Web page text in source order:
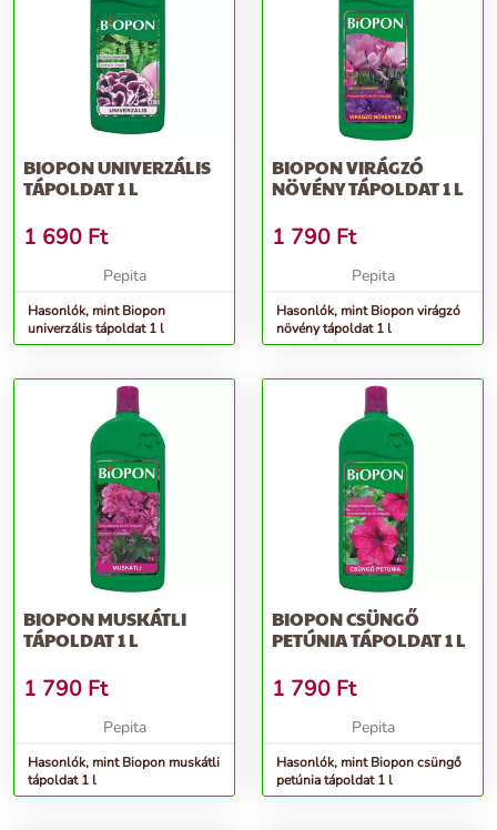
BIOPON UNIVERZÁLIS
TÁPOLDAT 1 L
1 690 Ft
Pepita
Hasonlók, mint Biopon
univerzális tápoldat 1 l
BIOPON VIRÁGZÓ
NÖVÉNY TÁPOLDAT 1 L
1 790 Ft
Pepita
Hasonlók, mint Biopon virágzó
növény tápoldat 1 l
BIOPON MUSKÁTLI
TÁPOLDAT 1 L
1 790 Ft
Pepita
Hasonlók, mint Biopon muskátli
tápoldat 1 l
BIOPON CSÜNGŐ
PETÚNIA TÁPOLDAT 1 L
1 790 Ft
Pepita
Hasonlók, mint Biopon csüngő
petúnia tápoldat 1 l